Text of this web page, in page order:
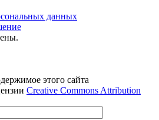
данных
этого сайта
Creative Commons Attribution